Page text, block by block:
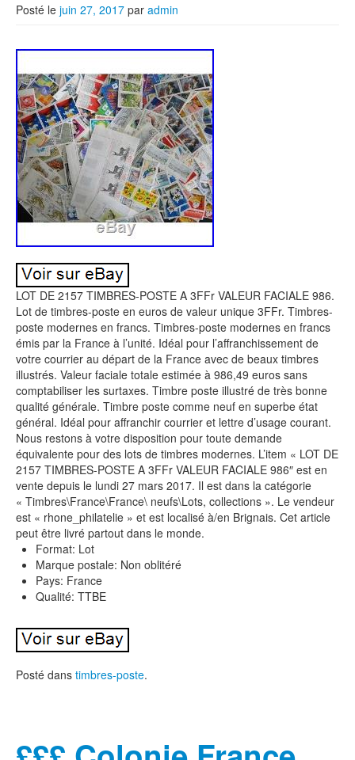
Posté le juin 27, 2017 par admin
LOT DE 2157 TIMBRES-POSTE A 3FFr VALEUR FACIALE 986.
Lot de timbres-poste en euros de valeur unique 3FFr. Timbres-
poste modernes en francs. Timbres-poste modernes en francs
émis par la France à l’unité. Idéal pour l’affranchissement de
votre courrier au départ de la France avec de beaux timbres
illustrés. Valeur faciale totale estimée à 986,49 euros sans
comptabiliser les surtaxes. Timbre poste illustré de très bonne
qualité générale. Timbre poste comme neuf en superbe état
général. Idéal pour affranchir courrier et lettre d’usage courant.
Nous restons à votre disposition pour toute demande
équivalente pour des lots de timbres modernes. L’item « LOT DE
2157 TIMBRES-POSTE A 3FFr VALEUR FACIALE 986″ est en
vente depuis le lundi 27 mars 2017. Il est dans la catégorie
« Timbres\France\France\ neufs\Lots, collections ». Le vendeur
est « rhone_philatelie » et est localisé à/en Brignais. Cet article
peut être livré partout dans le monde.
Format: Lot
Marque postale: Non oblitéré
Pays: France
Qualité: TTBE
Posté dans timbres-poste.